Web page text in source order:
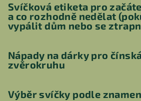
Svíčková etiketa pro
a co rozhodně nedělat
vypálit dům nebo se
Nápady na dárky pro
zvěrokruhu
Výběr svíčky podle